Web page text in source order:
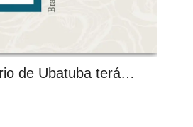
de Ubatuba terá…